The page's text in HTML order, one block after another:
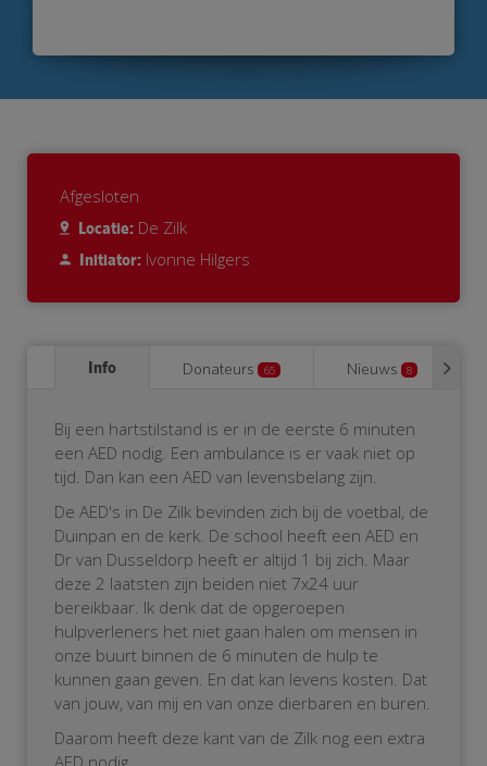
Afgesloten
Locatie: De Zilk
Initiator: Ivonne Hilgers
Info Donateurs 65 Nieuws 8
Bij een hartstilstand is er in de eerste 6 minuten
een AED nodig. Een ambulance is er vaak niet op
tijd. Dan kan een AED van levensbelang zijn.
De AED's in De Zilk bevinden zich bij de voetbal, de
Duinpan en de kerk. De school heeft een AED en
Dr van Dusseldorp heeft er altijd 1 bij zich. Maar
deze 2 laatsten zijn beiden niet 7x24 uur
bereikbaar. Ik denk dat de opgeroepen
hulpverleners het niet gaan halen om mensen in
onze buurt binnen de 6 minuten de hulp te
kunnen gaan geven. En dat kan levens kosten. Dat
van jouw, van mij en van onze dierbaren en buren.
Daarom heeft deze kant van de Zilk nog een extra